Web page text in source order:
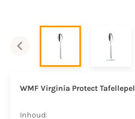
WMF Virginia Protect Tafellepel
Inhoud: